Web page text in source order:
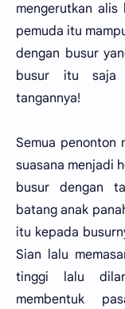
mengerutkan alis
pemuda itu
dengan busur
busur itu saja
tangannya!
Semua penonton
suasana menjadi
busur dengan
batang anak
itu kepada
Sian lalu
tinggi lalu
membentuk